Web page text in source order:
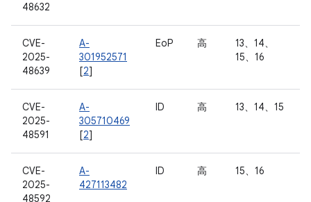
48632
CVE-
2025-
48639
A-
301952571
[2]
EoP 高
13、14、
15、16
CVE-
2025-
48591
A-
305710469
[2]
ID 高 13、14、15
CVE-
2025-
48592
A-
427113482
ID 高 15、16